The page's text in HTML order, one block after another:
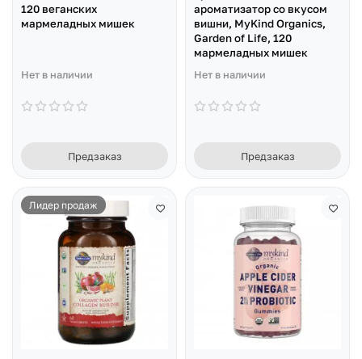
120 веганских
мармеладных мишек
Нет в наличии
Предзаказ
ароматизатор со вкусом
вишни, MyKind Organics,
Garden of Life, 120
мармеладных мишек
Нет в наличии
Предзаказ
Лидер продаж